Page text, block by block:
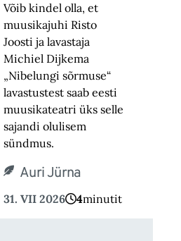
Võib kindel olla, et
muusikajuhi Risto
Joosti ja lavastaja
Michiel Dijkema
„Nibelungi sõrmuse“
lavastustest saab eesti
muusikateatri üks selle
sajandi olulisem
sündmus.
Auri Jürna
31. VII 2026 4minutit